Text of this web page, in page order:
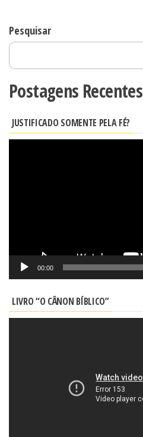
Pesquisar
Postagens Recentes
JUSTIFICADO SOMENTE PELA FÉ?
00:00
LIVRO “O CÂNON BÍBLICO”